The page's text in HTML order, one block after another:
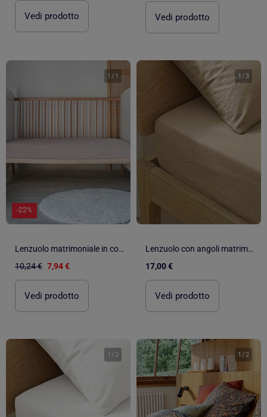
Vedi prodotto Vedi prodotto
1/ 1
-22%
Lenzuolo matrimoniale in cotone certificato Oeko tex
10,24 € 7,94 €
Vedi prodotto
1 /3
Lenzuolo con angoli matrimoniale 180 x 200 cm in cotone - Kiabi Home
17,00 €
Vedi prodotto
1 / 2 1 /2